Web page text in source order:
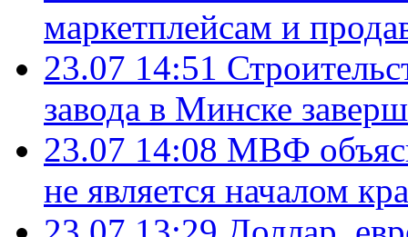
маркетплейсам и
23.07 14:51
завода в Минске
23.07 14:08 МВФ
не является началом